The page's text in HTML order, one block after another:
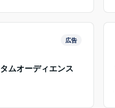
広告
ムオーディエンス